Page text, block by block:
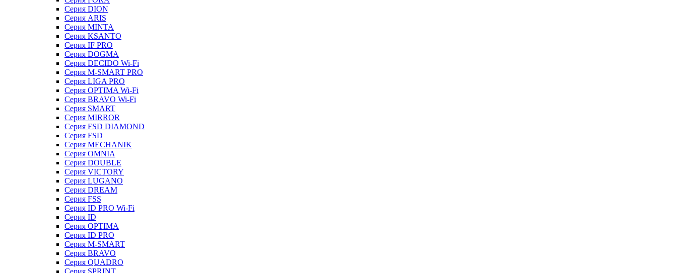
Серия DION
Серия ARIS
Серия MINTA
Серия KSANTO
Серия IF PRO
Серия DOGMA
Серия DECIDO Wi-Fi
Серия M-SMART PRO
Серия LIGA PRO
Серия OPTIMA Wi-Fi
Серия BRAVO Wi-Fi
Серия SMART
Серия MIRROR
Серия FSD DIAMOND
Серия FSD
Серия MECHANIK
Серия OMNIA
Серия DOUBLE
Серия VICTORY
Серия LUGANO
Серия DREAM
Серия FSS
Серия ID PRO Wi-Fi
Серия ID
Серия OPTIMA
Серия ID PRO
Серия M-SMART
Серия BRAVO
Серия QUADRO
Серия SPRINT